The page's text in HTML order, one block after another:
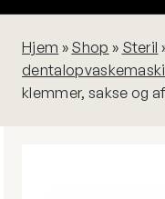
Hjem » Shop » Steril
klemmer, sakse og
QUATTROcare
PLUS fra KaVo
Dental rengør
og smører op til